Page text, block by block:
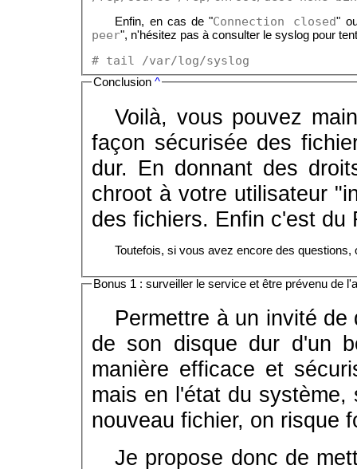
Enfin, en cas de "Connection closed"
peer", n'hésitez pas à consulter le syslog pour
# tail /var/log/syslog
Conclusion ^
Voilà, vous pouvez
façon sécurisée des
dur. En donnant des
chroot à votre utilisateur
des fichiers. Enfin c'est du
Toutefois, si vous avez encore des
Bonus 1 : surveiller le service et être prévenu de
Permettre à un invité
de son disque dur d'un
manière efficace et
mais en l'état du
nouveau fichier, on risque
Je propose donc de